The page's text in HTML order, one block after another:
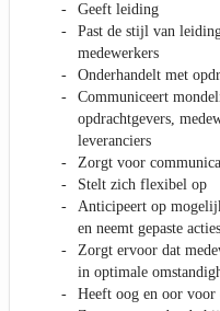
Geeft leiding
Past de stijl van
medewerkers
Onderhandelt met
Communiceert
opdrachtgevers,
leveranciers
Zorgt voor
Stelt zich flexibel op
Anticipeert op
en neemt gepaste acties
Zorgt ervoor dat
in optimale
Heeft oog en oor voor